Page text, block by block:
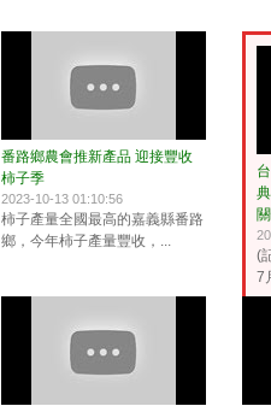
番路鄉農會推新產品 迎接豐收
柿子季
2023-10-13 01:10:56
柿子產量全國最高的嘉義縣番路
鄉，今年柿子產量豐收，...
(
7